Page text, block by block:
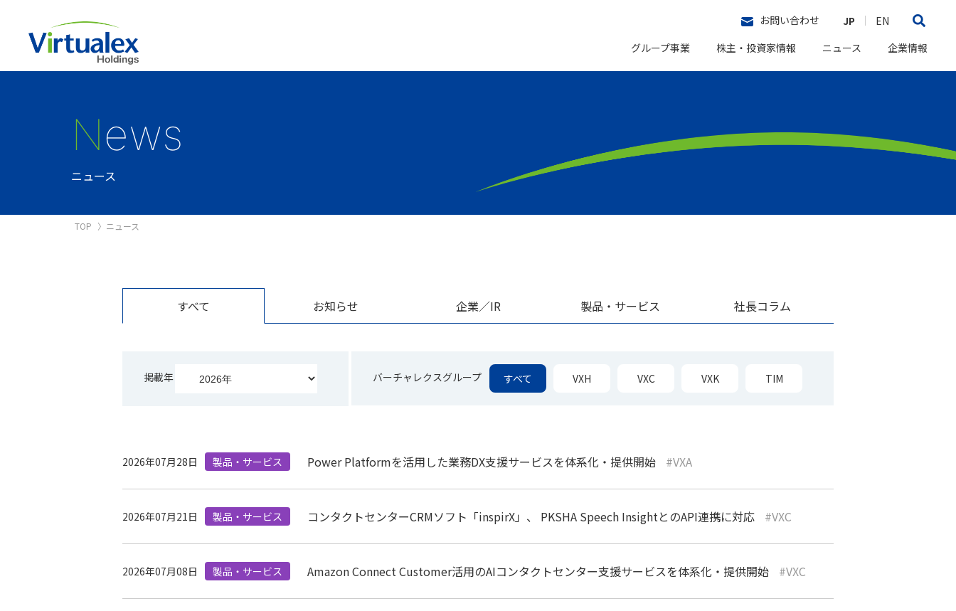
グループ事業 株主・投資家情報 ニュース 企業情報
お問い合わせ JP EN
News
ニュース
TOP ニュース
すべて お知らせ 企業／IR 製品・サービス 社長コラム
掲載年 バーチャレクスグループ すべて VXH VXC VXK TIM
2026年07月28日 製品・サービス Power Platformを活用した業務DX支援サービスを体系化・提供開始 VXA
2026年07月21日 製品・サービス コンタクトセンターCRMソフト「inspirX」、 PKSHA Speech InsightとのAPI連携に対応 VXC
2026年07月08日 製品・サービス Amazon Connect Customer活用のAIコンタクトセンター支援サービスを体系化・提供開始 VXC